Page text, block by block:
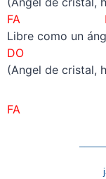
FA
Libre como un
DO
(Angel de cristal,
FA
–